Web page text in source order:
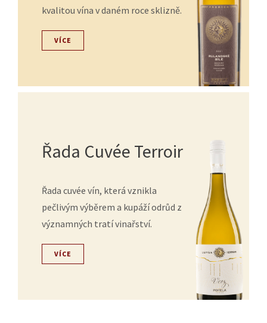
kvalitou vína v daném roce sklizně.
VÍCE
Řada Cuvée Terroir
Řada cuvée vín, která vznikla
pečlivým výběrem a kupáží odrůd z
významných tratí vinařství.
VÍCE